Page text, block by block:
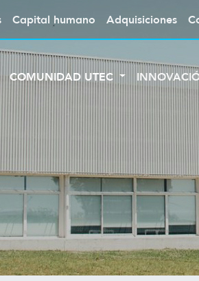
Capital humano Adquisiciones
COMUNIDAD UTEC